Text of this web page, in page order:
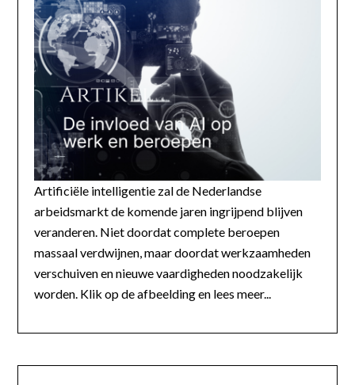
Artificiële intelligentie zal de Nederlandse
arbeidsmarkt de komende jaren ingrijpend blijven
veranderen. Niet doordat complete beroepen
massaal verdwijnen, maar doordat werkzaamheden
verschuiven en nieuwe vaardigheden noodzakelijk
worden. Klik op de afbeelding en lees meer...